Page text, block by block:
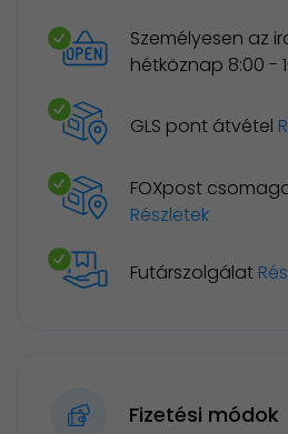
Személyesen az
hétköznap 8:00 -
GLS pont átvétel
FOXpost
Részletek
Futárszolgálat
Fizetési módok